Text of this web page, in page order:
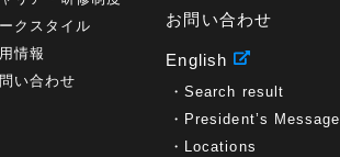
クスタイル
情報
い合わせ
お問い合わせ
English
Search result
President’s Message
Locations